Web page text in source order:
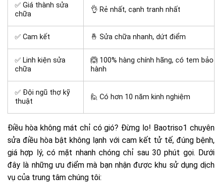
✅ Giá thành sửa
chữa
👌 Rẻ nhất, cạnh tranh nhất
✅ Cam kết 🤞 Sửa chữa nhanh, dứt điểm
✅ Linh kiện sửa
chữa
🙆 100% hàng chính hãng, có tem bảo
hành
✅ Đội ngũ thợ kỹ
thuật
🙋 Có hơn 10 năm kinh nghiệm
Điều hòa không mát chỉ có gió? Đừng lo! Baotriso1 chuyên
sửa điều hòa bật không lạnh với cam kết tử tế, đúng bệnh,
giá hợp lý, có mặt nhanh chóng chỉ sau 30 phút gọi. Dưới
đây là những ưu điểm mà bạn nhận được khu sử dụng dịch
vụ của trung tâm chúng tôi: